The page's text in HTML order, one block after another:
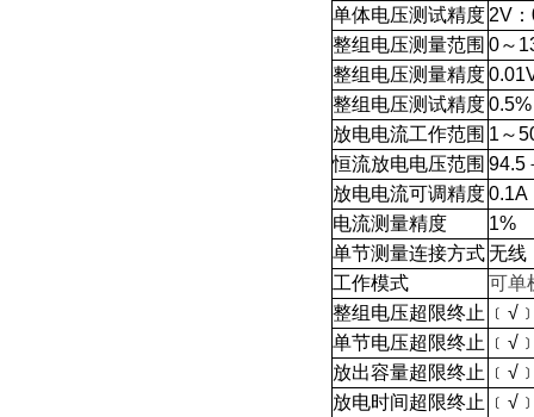
单体电压测试精度 2V
整组电压测量范围 0～
整组电压测量精度
整组电压测试精度0.5%
放电电流工作范围 1 ～
恒流放电电压范围 94.5
放电电流可调精度0.1A
电流测量精度
1%
单节测量连接方式无线
工作模式
可单
整组电压超限终止
单节电压超限终止
放出容量超限终止
放电时间超限终止